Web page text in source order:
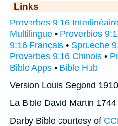
Links
Proverbes 9:16 Interlinéaire
Multilingue • Proverbios
9:16 Français • Sprueche
Proverbes 9:16 Chinois •
Bible Apps • Bible Hub
Version Louis Segond 1910
La Bible David Martin 1744
Darby Bible courtesy of